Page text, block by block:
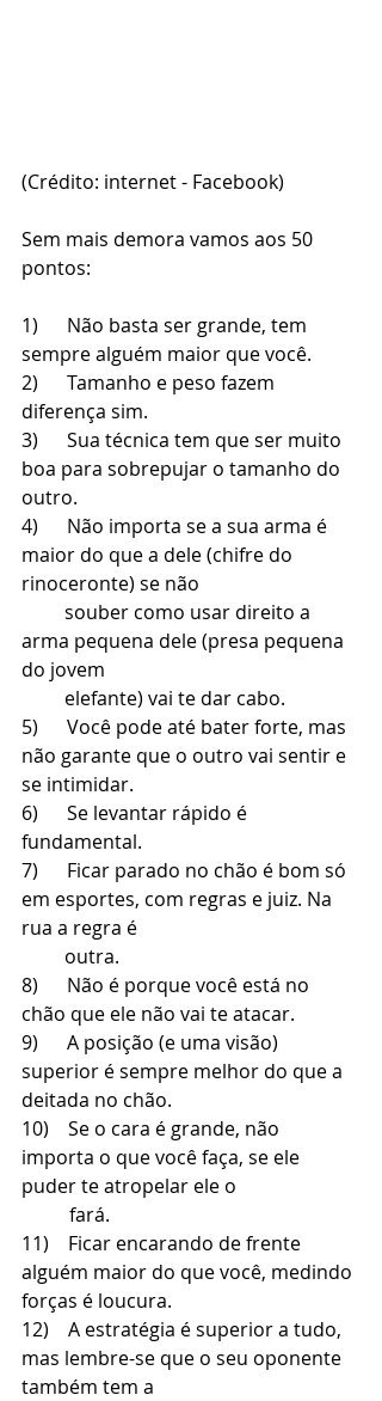
(Crédito: internet - Facebook)
Sem mais demora vamos aos 50
pontos:
1)      Não basta ser grande, tem
sempre alguém maior que você.
2)      Tamanho e peso fazem
diferença sim.
3)      Sua técnica tem que ser muito
boa para sobrepujar o tamanho do
outro.
4)      Não importa se a sua arma é
maior do que a dele (chifre do
rinoceronte) se não
arma pequena dele (presa pequena
do jovem
         elefante) vai te dar cabo.
5)      Você pode até bater forte, mas
não garante que o outro vai sentir e
se intimidar.
6)      Se levantar rápido é
fundamental.
7)      Ficar parado no chão é bom só
em esportes, com regras e juiz. Na
rua a regra é
         outra.
8)      Não é porque você está no
chão que ele não vai te atacar.
9)      A posição (e uma visão)
superior é sempre melhor do que a
deitada no chão.
10)    Se o cara é grande, não
importa o que você faça, se ele
puder te atropelar ele o
          fará.
11)    Ficar encarando de frente
alguém maior do que você, medindo
forças é loucura.
12)    A estratégia é superior a tudo,
mas lembre-se que o seu oponente
também tem a